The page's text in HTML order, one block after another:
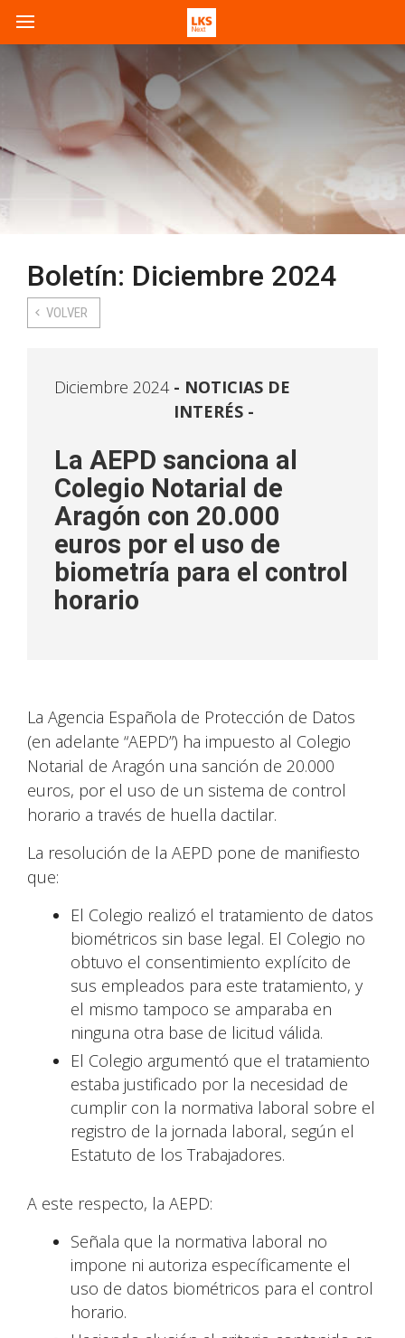
Boletín: Diciembre 2024
VOLVER
Diciembre 2024
NOTICIAS DE
INTERÉS -
La AEPD sanciona al
Colegio Notarial de
Aragón con 20.000
euros por el uso de
biometría para el control
horario
La Agencia Española de Protección de Datos
(en adelante “AEPD”) ha impuesto al Colegio
Notarial de Aragón una sanción de 20.000
euros, por el uso de un sistema de control
horario a través de huella dactilar.
La resolución de la AEPD pone de manifiesto
que:
El Colegio realizó el tratamiento de datos
biométricos sin base legal. El Colegio no
obtuvo el consentimiento explícito de
sus empleados para este tratamiento, y
el mismo tampoco se amparaba en
ninguna otra base de licitud válida.
El Colegio argumentó que el tratamiento
estaba justificado por la necesidad de
cumplir con la normativa laboral sobre el
registro de la jornada laboral, según el
Estatuto de los Trabajadores.
A este respecto, la AEPD:
Señala que la normativa laboral no
impone ni autoriza específicamente el
uso de datos biométricos para el control
horario.